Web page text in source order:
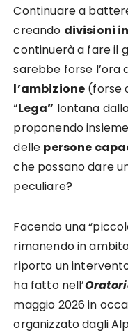
Continuare a
creando divisioni
continuerà a fare il
sarebbe forse
l’ambizione (forse
“Lega” lontana
proponendo
delle persone
che possano dare
peculiare?
Facendo una
rimanendo in
riporto un
ha fatto nell’
maggio 2026 in
organizzato dagli